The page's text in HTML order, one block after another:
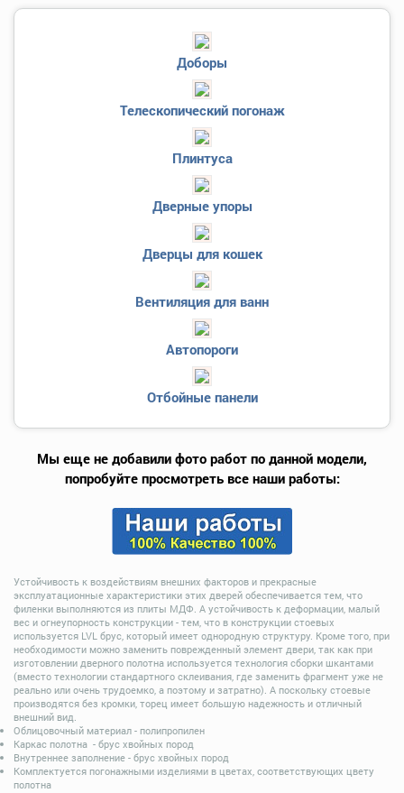
Доборы
Телескопический погонаж
Плинтуса
Дверные упоры
Дверцы для кошек
Вентиляция для ванн
Автопороги
Отбойные панели
Мы еще не добавили фото работ по данной модели,
попробуйте просмотреть все наши работы:
Устойчивость к воздействиям внешних факторов и прекрасные
эксплуатационные характеристики этих дверей обеспечивается тем, что
филенки выполняются из плиты МДФ. А устойчивость к деформации, малый
вес и огнеупорность конструкции - тем, что в конструкции стоевых
используется LVL брус, который имеет однородную структуру. Кроме того, при
необходимости можно заменить поврежденный элемент двери, так как при
изготовлении дверного полотна используется технология сборки шкантами
(вместо технологии стандартного склеивания, где заменить фрагмент уже не
реально или очень трудоемко, а поэтому и затратно). А поскольку стоевые
производятся без кромки, торец имеет большую надежность и отличный
внешний вид.
Облицовочный материал - полипропилен
Каркас полотна - брус хвойных пород
Внутреннее заполнение - брус хвойных пород
Комплектуется погонажными изделиями в цветах, соответствующих цвету
полотна